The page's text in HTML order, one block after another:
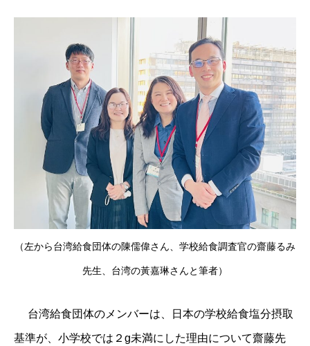
（左から台湾給食団体の陳儒偉さん、学校給食調査官の齋藤るみ
先生、台湾の黃嘉琳さんと筆者）
台湾給食団体のメンバーは、日本の学校給食塩分摂取
基準が、小学校では２g未満にした理由について齋藤先